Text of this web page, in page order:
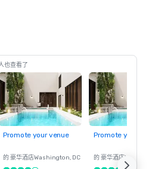
也查看了
Promote your venue
的 豪华酒店Washington, DC
Promote your
的 豪华酒店